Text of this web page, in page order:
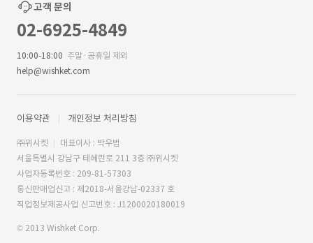
고객 문의
02-6925-4849
10:00-18:00 주말·공휴일 제외
help@wishket.com
이용약관 개인정보 처리방침
㈜위시켓
대표이사 : 박우범
서울특별시 강남구 테헤란로 211 3층 ㈜위시켓
사업자등록번호 : 209-81-57303
통신판매업신고 : 제2018-서울강남-02337 호
직업정보제공사업 신고번호 : J1200020180019
© 2013 Wishket Corp.